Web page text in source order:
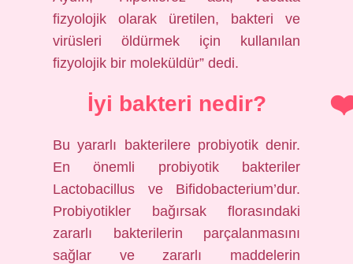
fizyolojik olarak üretilen, bakteri ve
virüsleri öldürmek için kullanılan
fizyolojik bir moleküldür” dedi.
İyi bakteri nedir?
Bu yararlı bakterilere probiyotik denir.
En önemli probiyotik bakteriler
Lactobacillus ve Bifidobacterium’dur.
Probiyotikler bağırsak florasındaki
zararlı bakterilerin parçalanmasını
sağlar ve zararlı maddelerin